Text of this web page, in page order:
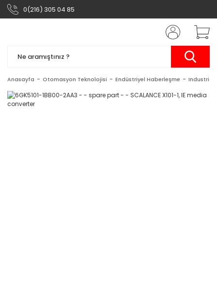
0(216) 305 04 85
Anasayfa Otomasyon Teknolojisi Endüstriyel Haberleşme Industrial